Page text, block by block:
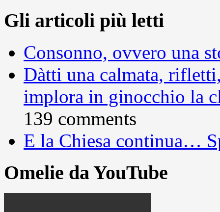
Gli articoli più letti
Consonno, ovvero una
Dàtti una calmata,
implora in ginocchio la
139 comments
E la Chiesa continua…
Omelie da YouTube